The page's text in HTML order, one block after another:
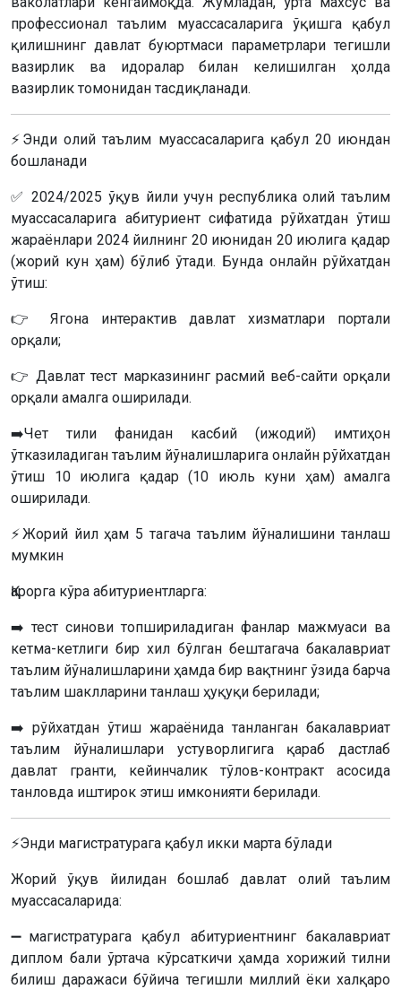
профессионал таълим муассасаларига ўқишга қабул
қилишнинг давлат буюртмаси параметрлари тегишли
вазирлик ва идоралар билан келишилган ҳолда
вазирлик томонидан тасдиқланади.
⚡️Энди олий таълим муассасаларига қабул 20 июндан
бошланади
✅ 2024/2025 ўқув йили учун республика олий таълим
муассасаларига абитуриент сифатида рўйхатдан ўтиш
жараёнлари 2024 йилнинг 20 июнидан 20 июлига қадар
(жорий кун ҳам) бўлиб ўтади. Бунда онлайн рўйхатдан
ўтиш:
👉 Ягона интерактив давлат хизматлари портали
орқали;
👉 Давлат тест марказининг расмий веб-сайти орқали
орқали амалга оширилади.
➡️Чет тили фанидан касбий (ижодий) имтиҳон
ўтказиладиган таълим йўналишларига онлайн рўйхатдан
ўтиш 10 июлига қадар (10 июль куни ҳам) амалга
оширилади.
⚡️Жорий йил ҳам 5 тагача таълим йўналишини танлаш
мумкин
Қарорга кўра абитуриентларга:
➡️ тест синови топшириладиган фанлар мажмуаси ва
кетма-кетлиги бир хил бўлган бештагача бакалавриат
таълим йўналишларини ҳамда бир вақтнинг ўзида барча
таълим шаклларини танлаш ҳуқуқи берилади;
➡️ рўйхатдан ўтиш жараёнида танланган бакалавриат
таълим йўналишлари устуворлигига қараб дастлаб
давлат гранти, кейинчалик тўлов-контракт асосида
танловда иштирок этиш имконияти берилади.
⚡️Энди магистратурага қабул икки марта бўлади
Жорий ўқув йилидан бошлаб давлат олий таълим
муассасаларида:
➖магистратурага қабул абитуриентнинг бакалавриат
диплом бали ўртача кўрсаткичи ҳамда хорижий тилни
билиш даражаси бўйича тегишли миллий ёки халқаро